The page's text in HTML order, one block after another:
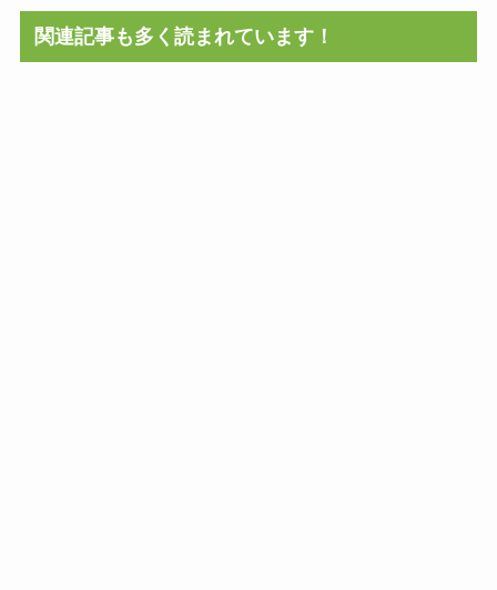
関連記事も多く読まれています！